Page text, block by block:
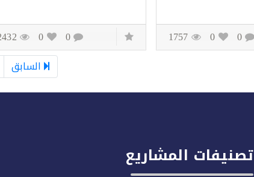
0
0
السابق
تصنيفات المشاريع